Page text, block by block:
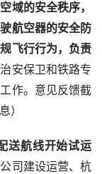
域的安全秩序，
航空器的安全防
飞行行为，负责
安保卫和铁路专
作。意见反馈截
）
送航线开始试运
司建设运营、杭